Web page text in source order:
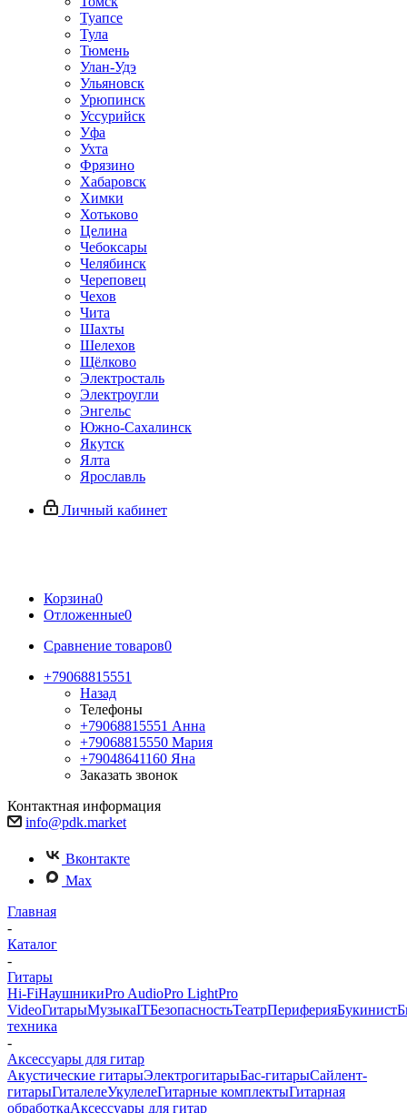
Туапсе
Тула
Тюмень
Улан-Удэ
Ульяновск
Урюпинск
Уссурийск
Уфа
Ухта
Фрязино
Хабаровск
Химки
Хотьково
Целина
Чебоксары
Челябинск
Череповец
Чехов
Чита
Шахты
Шелехов
Щёлково
Электросталь
Электроугли
Энгельс
Южно-Сахалинск
Якутск
Ялта
Ярославль
Личный кабинет
Корзина0
Отложенные0
Сравнение товаров0
+79068815551
Назад
Телефоны
+79068815551 Анна
+79068815550 Мария
+79048641160 Яна
Заказать звонок
Контактная информация
info@pdk.market
Вконтакте
Max
Главная
-
Каталог
-
Гитары
Hi-FiНаушникиPro AudioPro LightPro
VideoГитарыМузыкаITБезопасностьТеатрПериферияБукинист
техника
-
Аксессуары для гитар
Акустические гитарыЭлектрогитарыБас-гитарыСайлент-
гитарыГиталелеУкулелеГитарные комплектыГитарная
обработкаАксессуары для гитар